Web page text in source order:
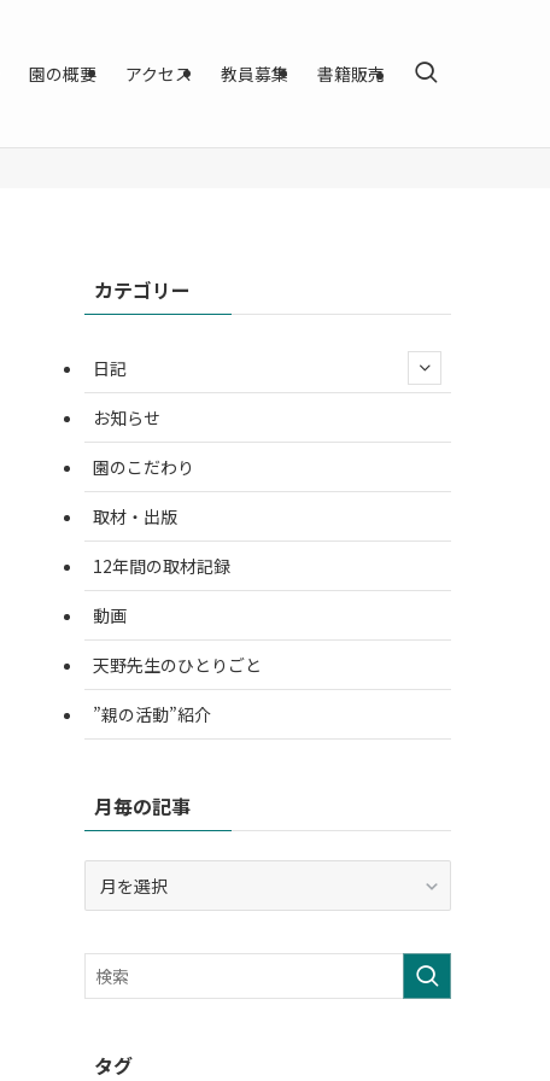
園の概要 アクセス 教員募集 書籍販売
カテゴリー
日記
お知らせ
園のこだわり
取材・出版
12年間の取材記録
動画
天野先生のひとりごと
”親の活動”紹介
月毎の記事
記
事
タグ